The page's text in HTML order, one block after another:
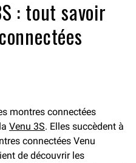
: tout savoir
montres connectées
Venu 3S. Elles succèdent à
connectées Venu
de découvrir les